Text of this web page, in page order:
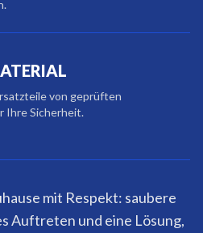
von geprüften
Ihre Sicherheit.
mit Respekt: saubere
Auftreten und eine Lösung,